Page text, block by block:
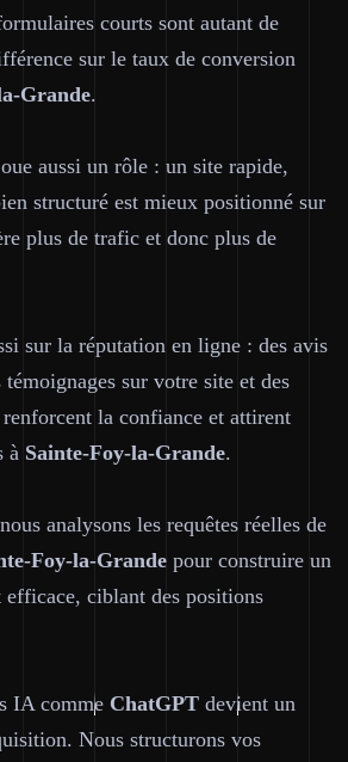
courts sont autant de
sur le taux de conversion
Grande.
aussi un rôle : un site rapide,
structuré est mieux positionné sur
plus de trafic et donc plus de
sur la réputation en ligne : des avis
sur votre site et des
la confiance et attirent
à Sainte-Foy-la-Grande.
analysons les requêtes réelles de
Foy-la-Grande pour construire un
efficace, ciblant des positions
IA comme ChatGPT devient un
Nous structurons vos